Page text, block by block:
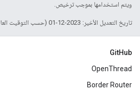
ويتم استخدامها بموجب ترخيص.
تاريخ التعديل الأخير: 2023-12-01 (حسب التوقيت العالمي المتفَّق عليه)
GitHub
OpenThread
Border Router